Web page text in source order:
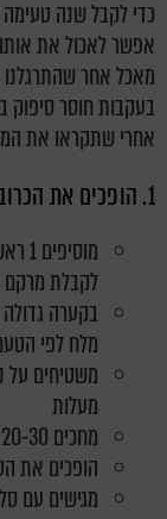
כדי לקבל שנה
אפשר לאכול את
מאכל אחר
בעקבות חוסר סיפוק
אחרי שתקראו את
1. הופכים את הכרובית לטאקוס עשיר בסיבים!
לקבלת מרקם
מלח לפי
מעלות
מחכים 20-30 דק' עד להשחמה
הופכים את
מגישים עם